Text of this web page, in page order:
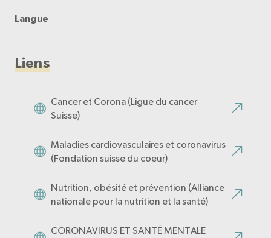
Langue
Liens
Cancer et Corona (Ligue du cancer
Suisse)
Maladies cardiovasculaires et coronavirus
(Fondation suisse du coeur)
Nutrition, obésité et prévention (Alliance
nationale pour la nutrition et la santé)
CORONAVIRUS ET SANTÉ MENTALE